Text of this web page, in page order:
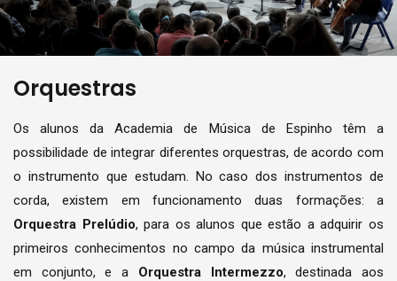
Orquestras
Os alunos da Academia de Música de Espinho têm a
possibilidade de integrar diferentes orquestras, de acordo com
o instrumento que estudam. No caso dos instrumentos de
corda, existem em funcionamento duas formações: a
Orquestra Prelúdio, para os alunos que estão a adquirir os
primeiros conhecimentos no campo da música instrumental
em conjunto, e a Orquestra Intermezzo, destinada aos